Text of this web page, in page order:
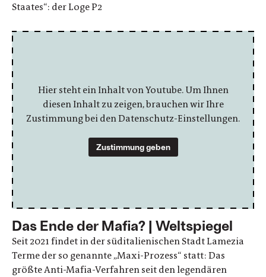
Staates“: der Loge P2
Hier steht ein Inhalt von Youtube. Um Ihnen
diesen Inhalt zu zeigen, brauchen wir Ihre
Zustimmung bei den Datenschutz-Einstellungen.
Zustimmung geben
Das Ende der Mafia? | Weltspiegel
Seit 2021 findet in der süditalienischen Stadt Lamezia
Terme der so genannte „Maxi-Prozess“ statt: Das
größte Anti-Mafia-Verfahren seit den legendären